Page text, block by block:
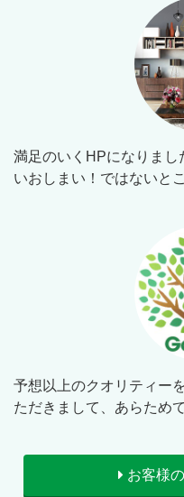
満足のいくHPになりま
いおしまい！ではないと
予想以上のクオリティー
ただきまして、あらため
お客様